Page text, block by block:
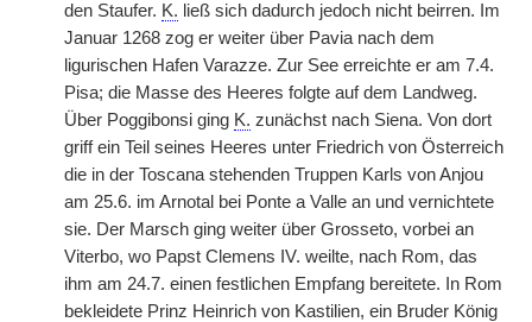
den Staufer. K. ließ sich dadurch jedoch nicht beirren. Im
Januar 1268 zog er weiter über Pavia nach dem
ligurischen Hafen Varazze. Zur See erreichte er am 7.4.
Pisa; die Masse des Heeres folgte auf dem Landweg.
Über Poggibonsi ging K. zunächst nach Siena. Von dort
griff ein Teil seines Heeres unter Friedrich von Österreich
die in der Toscana stehenden Truppen Karls von Anjou
am 25.6. im Arnotal bei Ponte a Valle an und vernichtete
sie. Der Marsch ging weiter über Grosseto, vorbei an
Viterbo, wo Papst Clemens IV. weilte, nach Rom, das
ihm am 24.7. einen festlichen Empfang bereitete. In Rom
bekleidete Prinz Heinrich von Kastilien, ein Bruder König